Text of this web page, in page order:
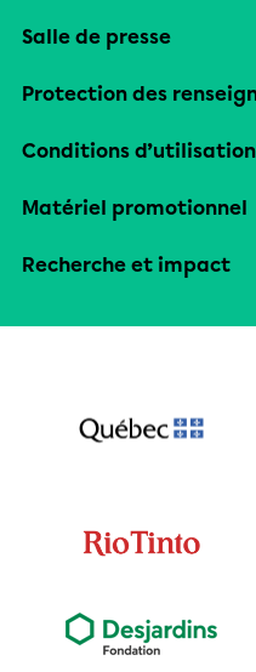
Salle de presse
Protection des
Conditions d’utilisation
Matériel promotionnel
Recherche et impact